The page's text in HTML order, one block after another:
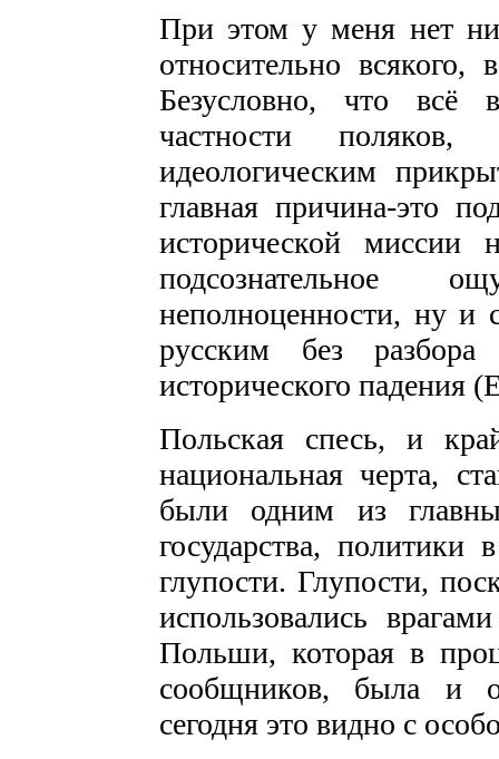
При этом у меня нет
относительно
Безусловно, что всё
частности поляков,
идеологическим
главная причина-это
исторической миссии
подсознательное
неполноценности, ну и
русским без
исторического падения
Польская спесь, и
национальная черта,
были одним из
государства,
глупости. Глупости,
использовались
Польши, которая в
сообщников, была и
сегодня это видно с